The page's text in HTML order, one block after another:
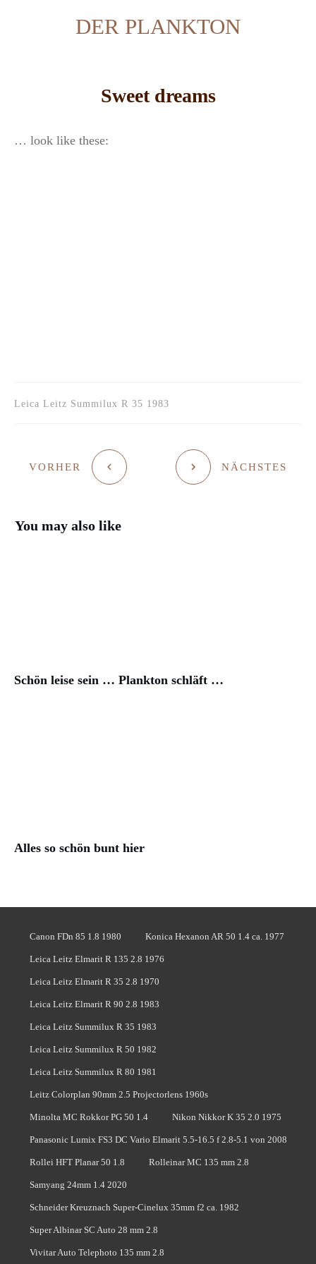
DER PLANKTON
Sweet dreams
… look like these:
Leica Leitz Summilux R 35 1983
VORHER NÄCHSTES
You may also like
Schön leise sein … Plankton schläft …
Alles so schön bunt hier
Canon FDn 85 1.8 1980 Konica Hexanon AR 50 1.4 ca. 1977
Leica Leitz Elmarit R 135 2.8 1976
Leica Leitz Elmarit R 35 2.8 1970
Leica Leitz Elmarit R 90 2.8 1983
Leica Leitz Summilux R 35 1983
Leica Leitz Summilux R 50 1982
Leica Leitz Summilux R 80 1981
Leitz Colorplan 90mm 2.5 Projectorlens 1960s
Minolta MC Rokkor PG 50 1.4 Nikon Nikkor K 35 2.0 1975
Panasonic Lumix FS3 DC Vario Elmarit 5.5-16.5 f 2.8-5.1 von 2008
Rollei HFT Planar 50 1.8 Rolleinar MC 135 mm 2.8
Samyang 24mm 1.4 2020
Schneider Kreuznach Super-Cinelux 35mm f2 ca. 1982
Super Albinar SC Auto 28 mm 2.8
Vivitar Auto Telephoto 135 mm 2.8